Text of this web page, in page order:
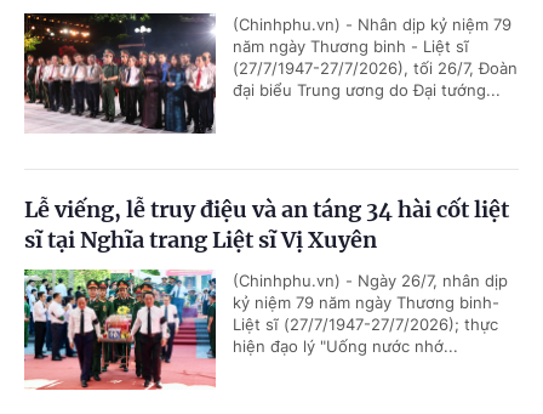
(Chinhphu.vn) - Nhân dịp kỷ niệm 79
năm ngày Thương binh - Liệt sĩ
(27/7/1947-27/7/2026), tối 26/7, Đoàn
đại biểu Trung ương do Đại tướng...
Lễ viếng, lễ truy điệu và an táng 34 hài cốt liệt
sĩ tại Nghĩa trang Liệt sĩ Vị Xuyên
(Chinhphu.vn) - Ngày 26/7, nhân dịp
kỷ niệm 79 năm ngày Thương binh-
Liệt sĩ (27/7/1947-27/7/2026); thực
hiện đạo lý "Uống nước nhớ...